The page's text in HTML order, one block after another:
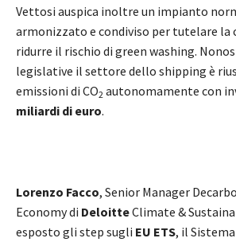
Vettosi auspica inoltre un impianto
armonizzato e condiviso per tutelare la
ridurre il rischio di green washing.
legislative il settore dello shipping è
emissioni di CO2 autonomamente con
miliardi di euro.
Lorenzo Facco, Senior Manager
Economy di DeloitteClimate &
esposto gli step sugli EU ETS, il